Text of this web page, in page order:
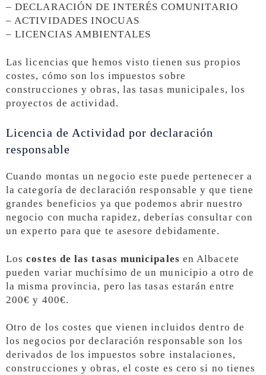
– DECLARACIÓN DE INTERÉS COMUNITARIO
– ACTIVIDADES INOCUAS
– LICENCIAS AMBIENTALES
Las licencias que hemos visto tienen sus propios
costes, cómo son los impuestos sobre
construcciones y obras, las tasas municipales, los
proyectos de actividad.
Licencia de Actividad por declaración
responsable
Cuando montas un negocio este puede pertenecer a
la categoría de declaración responsable y que tiene
grandes beneficios ya que podemos abrir nuestro
negocio con mucha rapidez, deberías consultar con
un experto para que te asesore debidamente.
Loscostes de las tasas municipales en Albacete
pueden variar muchísimo de un municipio a otro de
la misma provincia, pero las tasas estarán entre
200€ y 400€.
Otro de los costes que vienen incluidos dentro de
los negocios por declaración responsable son los
derivados de los impuestos sobre instalaciones,
construcciones y obras, el coste es cero si no tienes